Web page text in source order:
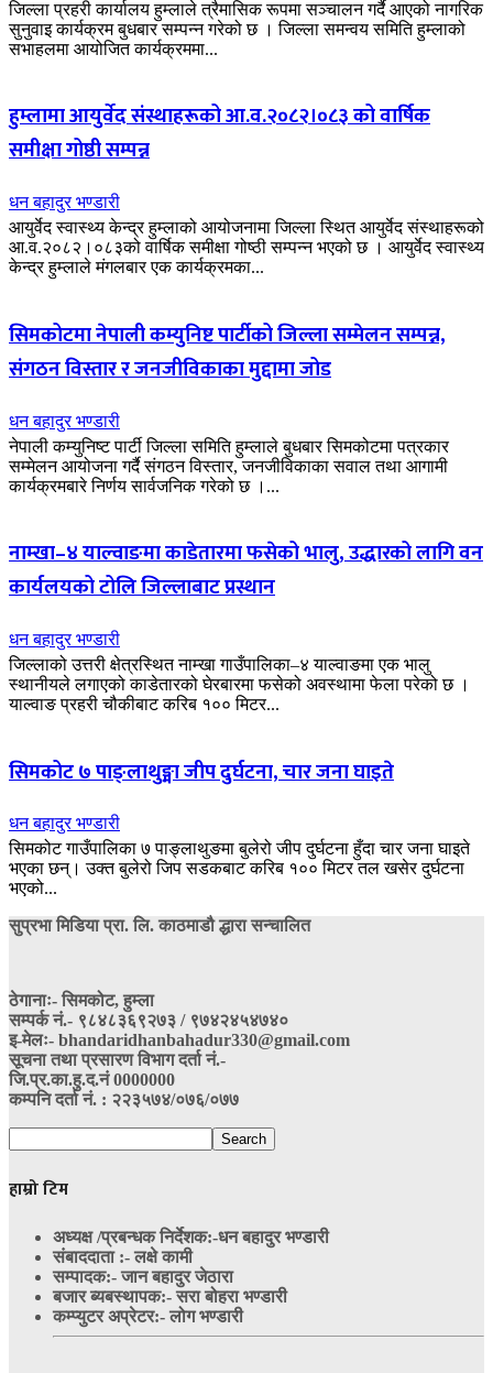
जिल्ला प्रहरी कार्यालय हुम्लाले त्रैमासिक रूपमा सञ्चालन गर्दै आएको नागरिक
सुनुवाइ कार्यक्रम बुधबार सम्पन्न गरेको छ । जिल्ला समन्वय समिति हुम्लाको
सभाहलमा आयोजित कार्यक्रममा...
हुम्लामा आयुर्वेद संस्थाहरूको आ.व.२०८२।०८३ को वार्षिक
समीक्षा गोष्ठी सम्पन्न
धन बहादुर भण्डारी
आयुर्वेद स्वास्थ्य केन्द्र हुम्लाको आयोजनामा जिल्ला स्थित आयुर्वेद संस्थाहरूको
आ.व.२०८२।०८३को वार्षिक समीक्षा गोष्ठी सम्पन्न भएको छ । आयुर्वेद स्वास्थ्य
केन्द्र हुम्लाले मंगलबार एक कार्यक्रमका...
सिमकोटमा नेपाली कम्युनिष्ट पार्टीको जिल्ला सम्मेलन सम्पन्न,
संगठन विस्तार र जनजीविकाका मुद्दामा जोड
धन बहादुर भण्डारी
नेपाली कम्युनिष्ट पार्टी जिल्ला समिति हुम्लाले बुधबार सिमकोटमा पत्रकार
सम्मेलन आयोजना गर्दै संगठन विस्तार, जनजीविकाका सवाल तथा आगामी
कार्यक्रमबारे निर्णय सार्वजनिक गरेको छ ।...
नाम्खा–४ याल्वाङमा काडेतारमा फसेको भालु, उद्धारको लागि वन
कार्यलयको टोलि जिल्लाबाट प्रस्थान
धन बहादुर भण्डारी
जिल्लाको उत्तरी क्षेत्रस्थित नाम्खा गाउँपालिका–४ याल्वाङमा एक भालु
स्थानीयले लगाएको काडेतारको घेरबारमा फसेको अवस्थामा फेला परेको छ ।
याल्वाङ प्रहरी चौकीबाट करिब १०० मिटर...
सिमकोट ७ पाङ्लाथुङ्मा जीप दुर्घटना, चार जना घाइते
धन बहादुर भण्डारी
सिमकोट गाउँपालिका ७ पाङ्लाथुङमा बुलेरो जीप दुर्घटना हुँदा चार जना घाइते
भएका छन्। उक्त बुलेरो जिप सडकबाट करिब १०० मिटर तल खसेर दुर्घटना
भएको...
सुप्रभा मिडिया प्रा. लि. काठमाडौ द्धारा सन्चालित
ठेगानाः- सिमकोट, हुम्ला
सम्पर्क नं‍.- ९८४८३६९२७३ / ९७४२४५४७४०
इ-मेलः- bhandaridhanbahadur330@gmail.com
सूचना तथा प्रसारण विभाग दर्ता नं.-
जि.प्र.का.हु.द.नं 0000000
कम्पनि दर्ता नं. : २२३५७४/०७६/०७७
हाम्रो टिम
अध्यक्ष /प्रबन्धक निर्देशक:-धन बहादुर भण्डारी
संबाददाता :- लक्षे कामी
सम्पादक:- जान बहादुर जेठारा
बजार ब्यबस्थापक:- सरा बोहरा भण्डारी
कम्प्युटर अप्रेटर:- लोग भण्डारी